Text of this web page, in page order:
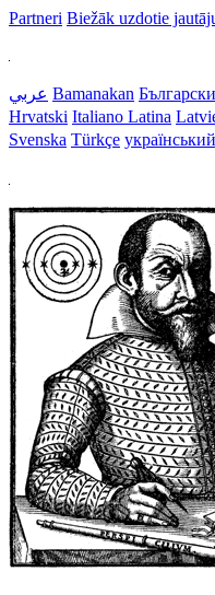
Partneri Biežāk uzdotie
عربي Bamanakan Български
Hrvatski Italiano Latina
Svenska Türkçe український